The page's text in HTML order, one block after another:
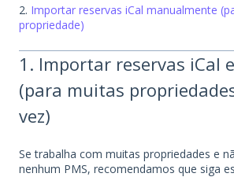
2. Importar reservas iCal manualmente
propriedade)
1. Importar reservas iCal
(para muitas
vez)
Se trabalha com muitas propriedades e
nenhum PMS, recomendamos que siga